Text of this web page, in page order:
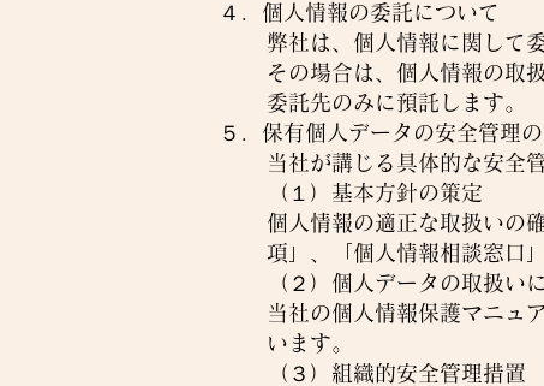
４．個人情報の委託について
弊社は、個人情報に関して
その場合は、個人情報の取
委託先のみに預託します。
５．保有個人データの安全管理
当社が講じる具体的な安全
（１）基本方針の策定
個人情報の適正な取扱いの
項」、「個人情報相談窓口
（２）個人データの取扱い
当社の個人情報保護マニュ
います。
（３）組織的安全管理措置